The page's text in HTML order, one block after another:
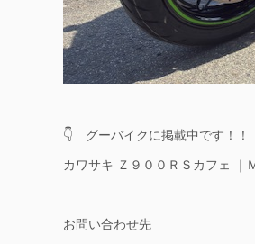
👇 グーバイクに掲載中です！
カワサキ Ｚ９００ＲＳカフェ ｜
お問い合わせ先